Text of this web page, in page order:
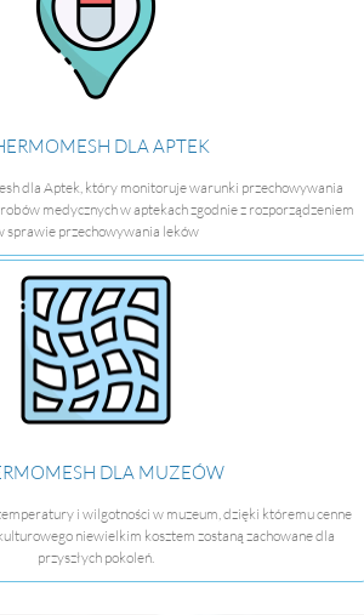
DLA APTEK
dla Aptek, który monitoruje warunki przechowywania
medycznych w aptekach zgodnie z rozporządzeniem
sprawie przechowywania leków
DLA MUZEÓW
i wilgotności w muzeum, dzięki któremu cenne
niewielkim kosztem zostaną zachowane dla
przyszłych pokoleń.